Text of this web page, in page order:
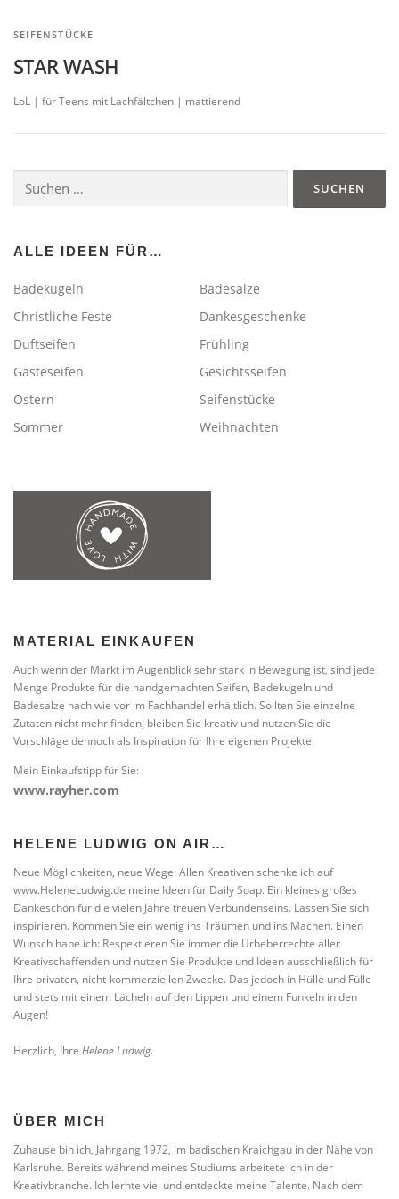
SEIFENSTÜCKE
STAR WASH
LoL | für Teens mit Lachfältchen | mattierend
nach:
ALLE IDEEN FÜR…
Badekugeln
Badesalze
Christliche Feste
Dankesgeschenke
Duftseifen
Frühling
Gästeseifen
Gesichtsseifen
Ostern
Seifenstücke
Sommer
Weihnachten
MATERIAL EINKAUFEN
Auch wenn der Markt im Augenblick sehr stark in Bewegung ist, sind jede
Menge Produkte für die handgemachten Seifen, Badekugeln und
Badesalze nach wie vor im Fachhandel erhältlich. Sollten Sie einzelne
Zutaten nicht mehr finden, bleiben Sie kreativ und nutzen Sie die
Vorschläge dennoch als Inspiration für Ihre eigenen Projekte.
Mein Einkaufstipp für Sie:
www.rayher.com
HELENE LUDWIG ON AIR…
Neue Möglichkeiten, neue Wege: Allen Kreativen schenke ich auf
www.HeleneLudwig.de meine Ideen für Daily Soap. Ein kleines großes
Dankeschön für die vielen Jahre treuen Verbundenseins. Lassen Sie sich
inspirieren. Kommen Sie ein wenig ins Träumen und ins Machen. Einen
Wunsch habe ich: Respektieren Sie immer die Urheberrechte aller
Kreativschaffenden und nutzen Sie Produkte und Ideen ausschließlich für
Ihre privaten, nicht-kommerziellen Zwecke. Das jedoch in Hülle und Fülle
und stets mit einem Lächeln auf den Lippen und einem Funkeln in den
Augen!
Herzlich, Ihre Helene Ludwig.
ÜBER MICH
Zuhause bin ich, Jahrgang 1972, im badischen Kraichgau in der Nähe von
Karlsruhe. Bereits während meines Studiums arbeitete ich in der
Kreativbranche. Ich lernte viel und entdeckte meine Talente. Nach dem